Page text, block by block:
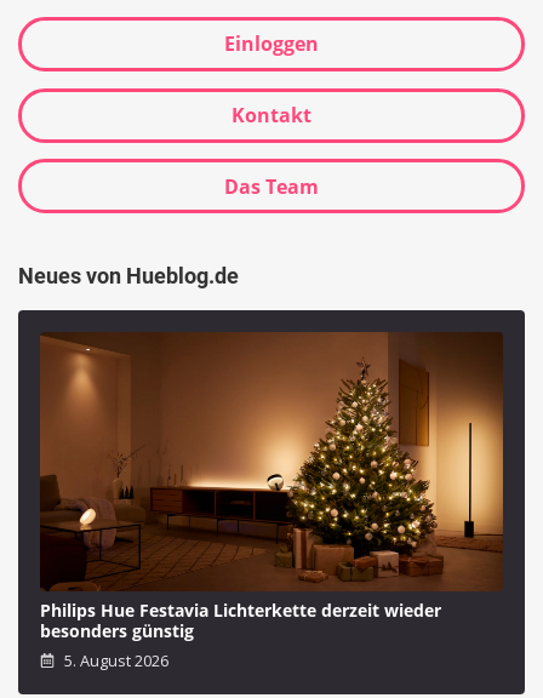
Einloggen
Kontakt
Das Team
Neues von Hueblog.de
Philips Hue Festavia Lichterkette derzeit wieder
besonders günstig
5. August 2026